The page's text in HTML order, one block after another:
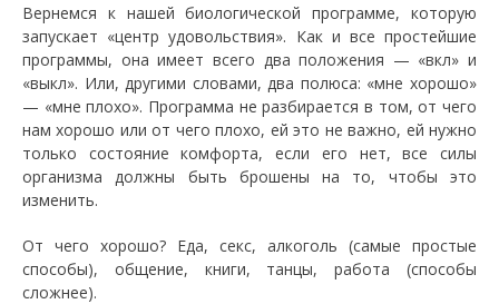
Вернемся к нашей биологической программе, которую
запускает «центр удовольствия». Как и все простейшие
программы, она имеет всего два положения — «вкл» и
«выкл». Или, другими словами, два полюса: «мне хорошо»
— «мне плохо». Программа не разбирается в том, от чего
нам хорошо или от чего плохо, ей это не важно, ей нужно
только состояние комфорта, если его нет, все силы
организма должны быть брошены на то, чтобы это
изменить.
От чего хорошо? Еда, секс, алкоголь (самые простые
способы), общение, книги, танцы, работа (способы
сложнее).